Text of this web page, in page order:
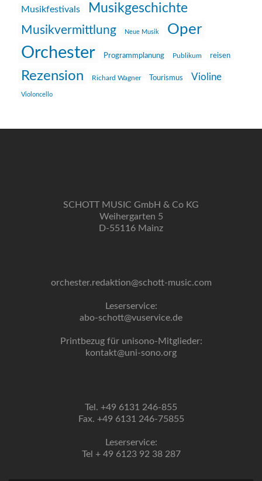
Musikfestivals Musikgeschichte
Musikvermittlung Neue Musik Oper
Orchester Programmplanung Publikum reisen
Rezension Richard Wagner Tourismus Violine
Violoncello
SCHOTT MUSIC GmbH & Co KG
Weihergarten 5
D-55116 Mainz
orchester.redaktion@schott-music.com
Leserservice:
abo-schott@vuservice.de
Printbezug für unisono-Mitglieder:
kontakt@uni-sono.org
Tel. +49 6131 246-855
Fax. +49 6131 246-75855
Leserservice:
Tel + 49 6123 92 38 287